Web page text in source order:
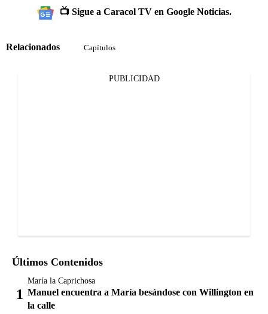
📺 Sigue a Caracol TV en Google Noticias.
Relacionados Capítulos
PUBLICIDAD
Últimos Contenidos
María la Caprichosa
Manuel encuentra a María besándose con Willington en
la calle